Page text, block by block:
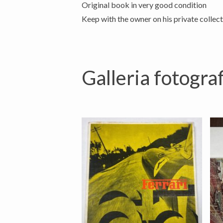
Original book in very good condition
Galleria